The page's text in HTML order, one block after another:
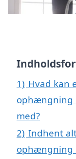
1) Hvad kan
ophængning
med?
2) Indhent
ophængning